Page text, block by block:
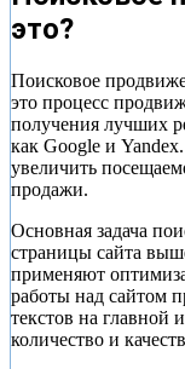
это?
Поисковое
это процесс
получения лучших
как Google и
увеличить
продажи.
Основная задача
страницы сайта
применяют
работы над сайтом
текстов на главной
количество и